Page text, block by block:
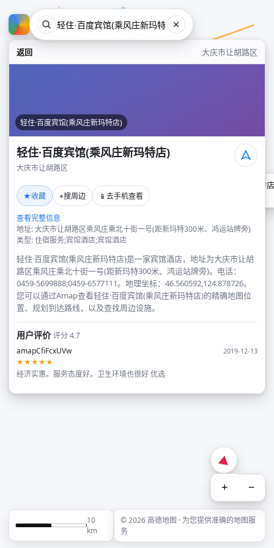
返回 大庆市让胡路区
轻住·百度宾馆(乘风庄新玛特店)
轻住·百度宾馆(乘风庄新玛特店)
大庆市让胡路区
★收藏 ⌖搜周边 📱 去手机查看
查看完整信息
地址: 大庆市让胡路区乘风庄乘北十街一号(距新玛特300米、鸿运站牌旁)
类型: 住宿服务;宾馆酒店;宾馆酒店
轻住·百度宾馆(乘风庄新玛特店)是一家宾馆酒店，地址为大庆市让胡
路区乘风庄乘北十街一号(距新玛特300米、鸿运站牌旁)。电话：
0459-5699888;0459-6577111。地理坐标：46.560592,124.878726。
您可以通过Amap查看轻住·百度宾馆(乘风庄新玛特店)的精确地图位
置、规划到达路线，以及查找周边设施。
用户评价评分 4.7
amapCfiFcxUVw
2019-12-13
★★★★★
经济实惠。服务态度好。卫生环境也很好 优选
轻住·百度宾馆(乘风庄新玛特
+ −
10
km
© 2026 高德地图 · 为您提供准确的地图服
务